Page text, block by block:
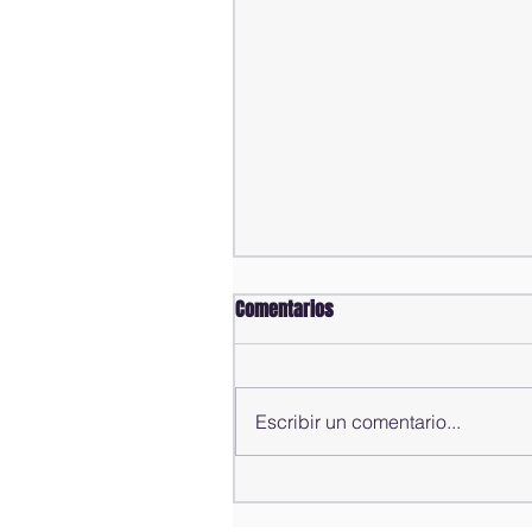
Comentarios
Escribir un comentario...